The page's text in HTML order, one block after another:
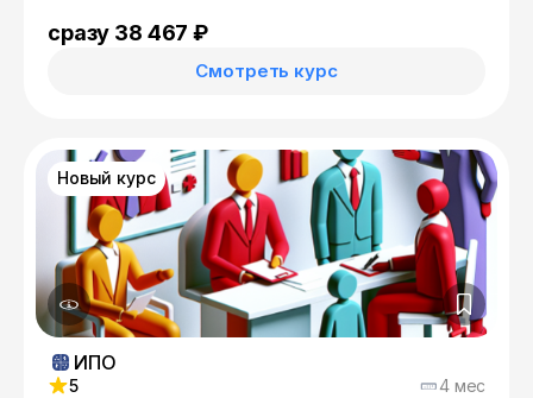
сразу 38 467 ₽
Смотреть курс
Новый курс
ИПО
5 4 мес